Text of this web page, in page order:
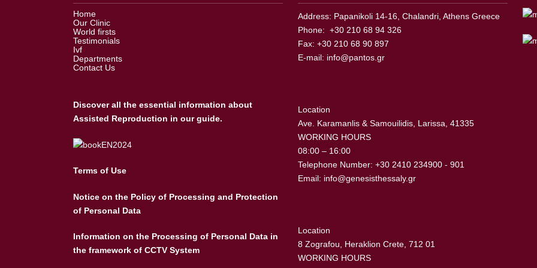
Home
Our Clinic
World firsts
Testimonials
Ivf
Departments
Contact Us
Discover all the essential information about
Assisted Reproduction in our guide.
Terms of Use
Notice on the Policy of Processing and Protection
of Personal Data
Information on the Processing of Personal Data in
the framework of CCTV System
Address: Papanikoli 14-16, Chalandri, Athens Greece
Phone: +30 210 68 94 326
Fax: +30 210 68 90 897
E-mail: info@pantos.gr
Location
Ave. Karamanlis & Samouilidis, Larissa, 41335
WORKING HOURS
08:00 – 16:00
Telephone Number: +30 2410 234900 - 901
Email: info@genesisthessaly.gr
Location
8 Zografou, Heraklion Crete, 712 01
WORKING HOURS